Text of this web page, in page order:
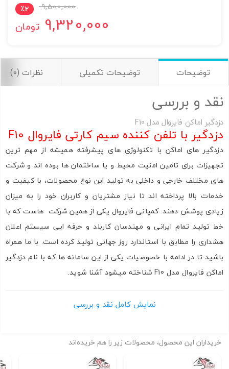
٪2 9,500,000
9,320,000 تومان
توضیحات توضیحات تکمیلی نظرات (0)
نقد و بررسی
دزدگیر اماکن فایروال مدل F10
دزدگیر با تلفن کننده سیم کارتی فایروال F10
دزدگیر های اماکن با تکنولوژی های پیشرفته همیشه از مهم ترین
تجهیزات برای تامین امنیت محیط و یا ساختمان ها بوده اند و شرکت
های مختلف خارجی و داخلی به تولید این نوع محصولات، با کیفیت و
خدمات بالا پرداخته اند تا نیاز مشتریان و کاربران خود را به میزان
زیادی پوشش دهند. کمپانی فایروال یکی از همین شرکت هاست که با
خط تولید تمام ایرانی و مهندسان کاربلد و حرفه ایی سیستم اعلان
هشداری را مطابق با استاندارد روز جهانی تولید کرده است. با ما همراه
باشید تا در ادامه با خصوصیات یکی از این سامانه ها که با نام دزدگیر
اماکن فایروال مدل F10 شناخته میشود آشنا شوید.
طراحی ظاهری و بدنه
درون آن قرار گرفته است. در صفحه جلوییدزدگیر اماکن
نمایشگر مستطیلی سون سگمنت قرار دارد که وضعیت سیستم و
نمایش کامل نقد و بررسی
خریداران این محصول، محصولات زیر را هم خریده‌اند
اشتراک گذاری در شبکه های اجتماعی
ارسال به ایمیل
ارسال
به من از طریق پیامک اطلاع بده